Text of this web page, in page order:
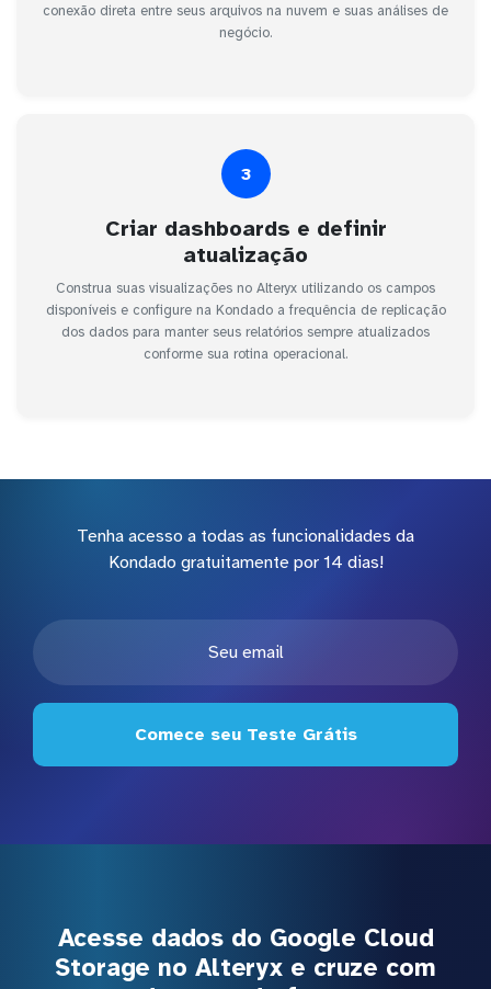
conexão direta entre seus arquivos na nuvem e suas análises de
negócio.
3
Criar dashboards e definir
atualização
Construa suas visualizações no Alteryx utilizando os campos
disponíveis e configure na Kondado a frequência de replicação
dos dados para manter seus relatórios sempre atualizados
conforme sua rotina operacional.
Tenha acesso a todas as funcionalidades da
Kondado gratuitamente por 14 dias!
Comece seu Teste Grátis
Acesse dados do Google Cloud
Storage no Alteryx e cruze com